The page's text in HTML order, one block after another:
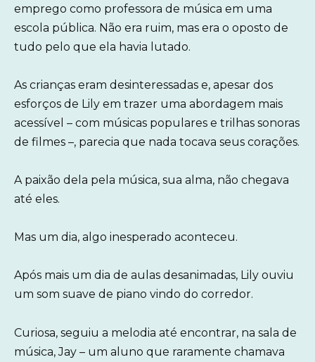
emprego como professora de música em uma
escola pública. Não era ruim, mas era o oposto de
tudo pelo que ela havia lutado.
As crianças eram desinteressadas e, apesar dos
esforços de Lily em trazer uma abordagem mais
acessível – com músicas populares e trilhas sonoras
de filmes –, parecia que nada tocava seus corações.
A paixão dela pela música, sua alma, não chegava
até eles.
Mas um dia, algo inesperado aconteceu.
Após mais um dia de aulas desanimadas, Lily ouviu
um som suave de piano vindo do corredor.
Curiosa, seguiu a melodia até encontrar, na sala de
música, Jay – um aluno que raramente chamava